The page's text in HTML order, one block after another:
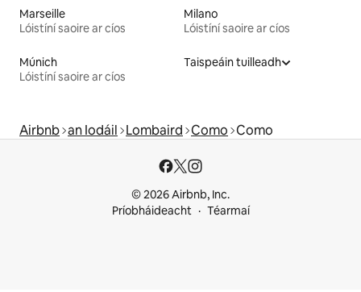
Marseille
Lóistíní saoire ar cíos
Milano
Lóistíní saoire ar cíos
Múnich
Lóistíní saoire ar cíos
Taispeáin tuilleadh
Airbnb an Iodáil Lombaird Como Como
© 2026 Airbnb, Inc.
Príobháideacht
Téarmaí